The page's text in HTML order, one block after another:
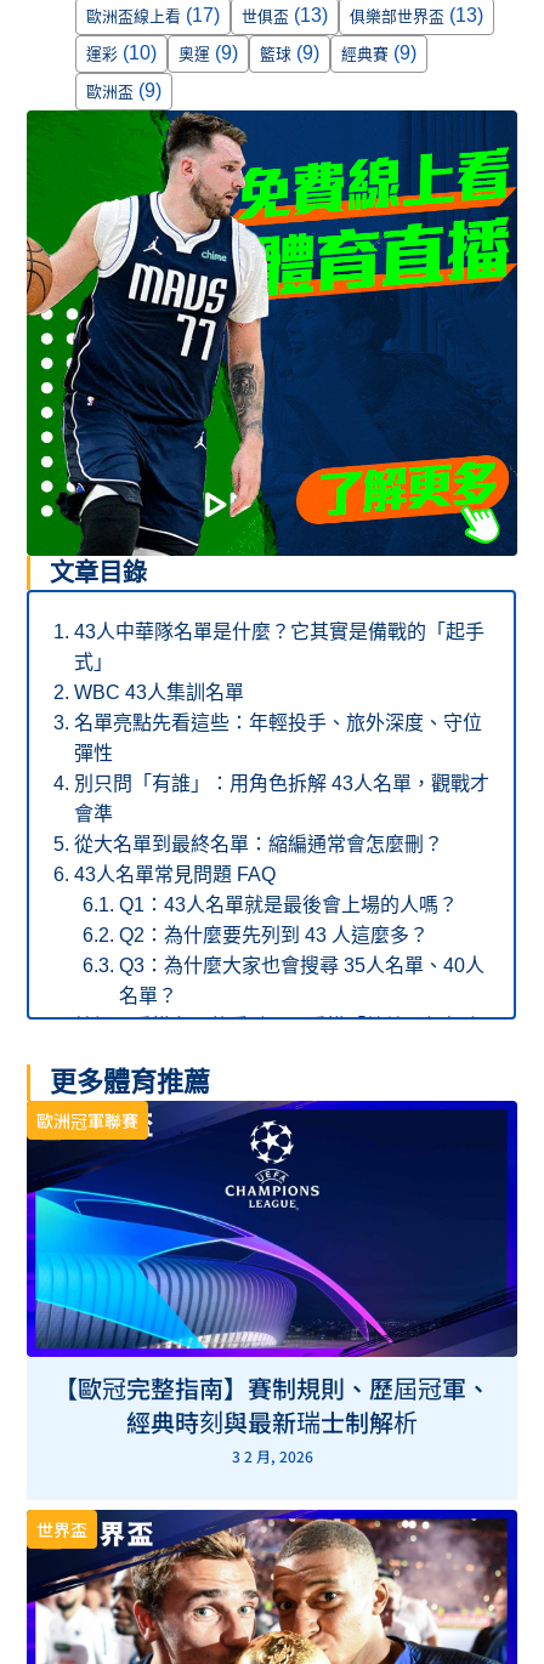
文章目錄
43人中華隊名單是什麼？它其實是備戰的「起手
式」
WBC 43人集訓名單
名單亮點先看這些：年輕投手、旅外深度、守位
彈性
別只問「有誰」：用角色拆解 43人名單，觀戰才
會準
從大名單到最終名單：縮編通常會怎麼刪？
43人名單常見問題 FAQ
Q1：43人名單就是最後會上場的人嗎？
Q2：為什麼要先列到 43 人這麼多？
Q3：為什麼大家也會搜尋 35人名單、40人
名單？
結語：看懂名單的重點，是看懂「教練團想怎麼
歐洲盃線上看 (17) 世俱盃 (13) 俱樂部世界盃 (13)
運彩 (10) 奧運 (9) 籃球 (9) 經典賽 (9)
歐洲盃 (9)
更多體育推薦
歐洲冠軍聯賽
【歐冠完整指南】賽制規則、歷屆冠軍、
經典時刻與最新瑞士制解析
3 2 月, 2026
世界盃